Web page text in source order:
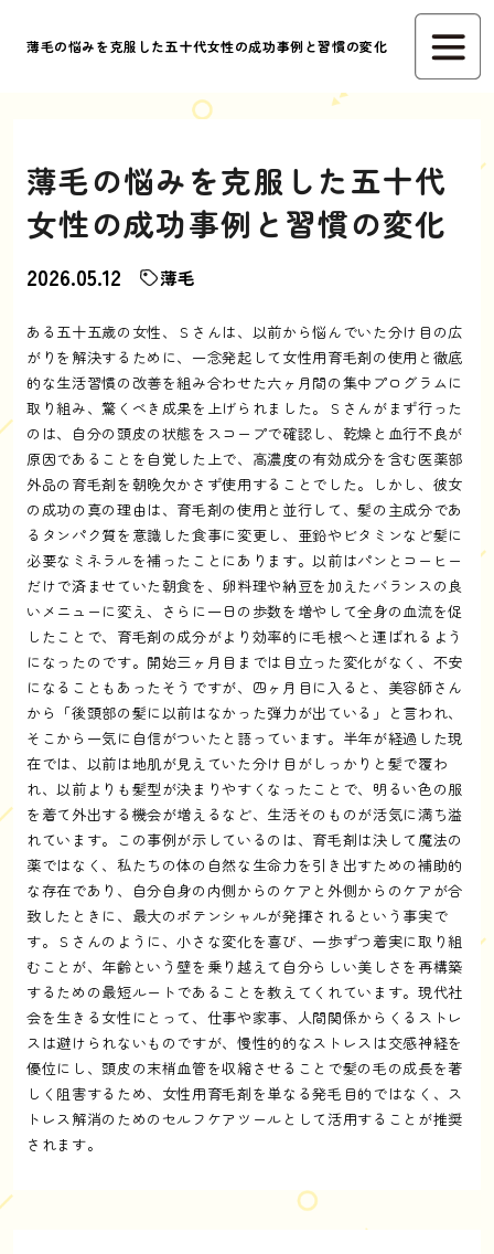
薄毛の悩みを克服した五十代女性の成功事例と習慣の変化
薄毛の悩みを克服した五十代
女性の成功事例と習慣の変化
2026.05.12 薄毛
ある五十五歳の女性、Ｓさんは、以前から悩んでいた分け目の広
がりを解決するために、一念発起して女性用育毛剤の使用と徹底
的な生活習慣の改善を組み合わせた六ヶ月間の集中プログラムに
取り組み、驚くべき成果を上げられました。Ｓさんがまず行った
のは、自分の頭皮の状態をスコープで確認し、乾燥と血行不良が
原因であることを自覚した上で、高濃度の有効成分を含む医薬部
外品の育毛剤を朝晩欠かさず使用することでした。しかし、彼女
の成功の真の理由は、育毛剤の使用と並行して、髪の主成分であ
るタンパク質を意識した食事に変更し、亜鉛やビタミンなど髪に
必要なミネラルを補ったことにあります。以前はパンとコーヒー
だけで済ませていた朝食を、卵料理や納豆を加えたバランスの良
いメニューに変え、さらに一日の歩数を増やして全身の血流を促
したことで、育毛剤の成分がより効率的に毛根へと運ばれるよう
になったのです。開始三ヶ月目までは目立った変化がなく、不安
になることもあったそうですが、四ヶ月目に入ると、美容師さん
から「後頭部の髪に以前はなかった弾力が出ている」と言われ、
そこから一気に自信がついたと語っています。半年が経過した現
在では、以前は地肌が見えていた分け目がしっかりと髪で覆わ
れ、以前よりも髪型が決まりやすくなったことで、明るい色の服
を着て外出する機会が増えるなど、生活そのものが活気に満ち溢
れています。この事例が示しているのは、育毛剤は決して魔法の
薬ではなく、私たちの体の自然な生命力を引き出すための補助的
な存在であり、自分自身の内側からのケアと外側からのケアが合
致したときに、最大のポテンシャルが発揮されるという事実で
す。Ｓさんのように、小さな変化を喜び、一歩ずつ着実に取り組
むことが、年齢という壁を乗り越えて自分らしい美しさを再構築
するための最短ルートであることを教えてくれています。現代社
会を生きる女性にとって、仕事や家事、人間関係からくるストレ
スは避けられないものですが、慢性的的なストレスは交感神経を
優位にし、頭皮の末梢血管を収縮させることで髪の毛の成長を著
しく阻害するため、女性用育毛剤を単なる発毛目的ではなく、ス
トレス解消のためのセルフケアツールとして活用することが推奨
されます。